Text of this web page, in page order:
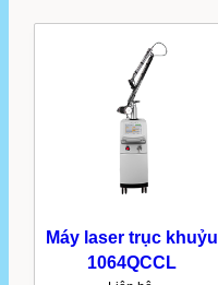
Máy laser trục khuỷu
1064QCCL